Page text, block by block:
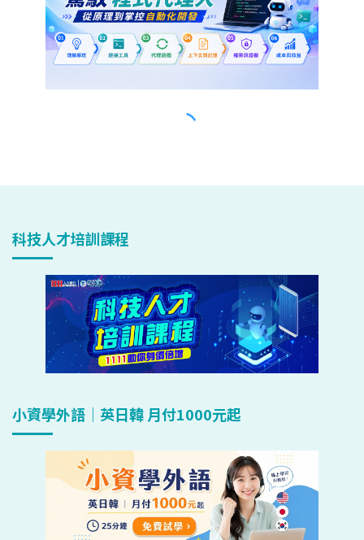
科技人才培訓課程
小資學外語｜英日韓 月付1000元起